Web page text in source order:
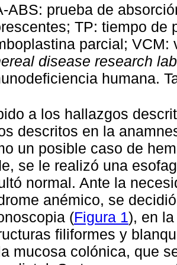
ABS: prueba de
TP: tiempo de
parcial; VCM:
disease research
humana.
a los hallazgos
descritos en la
un posible caso de
se le realizó una
normal. Ante la
anémico, se
(Figura 1), en
filiformes y
mucosa colónica, que